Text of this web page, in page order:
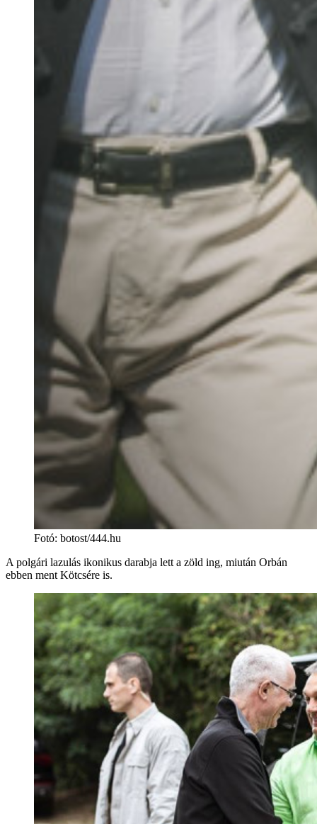
Fotó: botost/444.hu
A polgári lazulás ikonikus darabja lett a zöld ing, miután Orbán
ebben ment Kötcsére is.